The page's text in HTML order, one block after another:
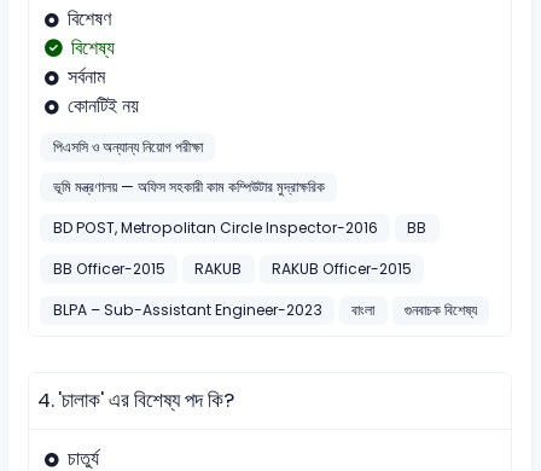
বিশেষণ
বিশেষ্য
সর্বনাম
কোনটিই নয়
পিএসসি ও অন্যান্য নিয়োগ পরীক্ষা
ভূমি মন্ত্রণালয় — অফিস সহকারী কাম কম্পিউটার মুদ্রাক্ষরিক
BD POST, Metropolitan Circle Inspector-2016
BB
BB Officer-2015
RAKUB
RAKUB Officer-2015
BLPA – Sub-Assistant Engineer-2023
বাংলা গুনবাচক বিশেষ্য
4.'চালাক' এর বিশেষ্য পদ কি?
চাতুর্য